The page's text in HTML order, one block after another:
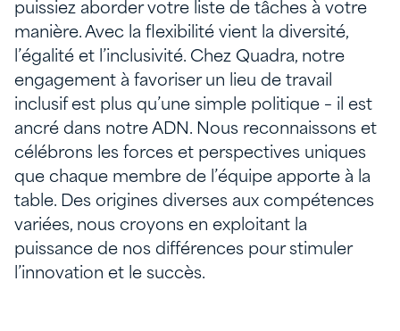
puissiez aborder votre liste de tâches à votre
manière. Avec la flexibilité vient la diversité,
l’égalité et l’inclusivité. Chez Quadra, notre
engagement à favoriser un lieu de travail
inclusif est plus qu’une simple politique – il est
ancré dans notre ADN. Nous reconnaissons et
célébrons les forces et perspectives uniques
que chaque membre de l’équipe apporte à la
table. Des origines diverses aux compétences
variées, nous croyons en exploitant la
puissance de nos différences pour stimuler
l’innovation et le succès.